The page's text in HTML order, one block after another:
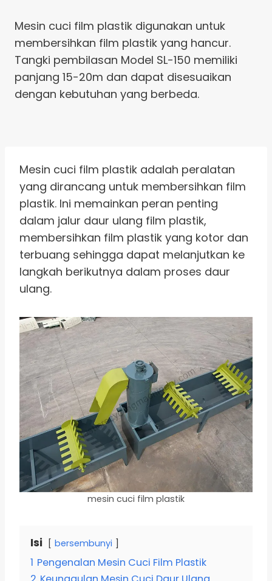
Mesin cuci film plastik digunakan untuk
membersihkan film plastik yang hancur.
Tangki pembilasan Model SL-150 memiliki
panjang 15-20m dan dapat disesuaikan
dengan kebutuhan yang berbeda.
Mesin cuci film plastik adalah peralatan
yang dirancang untuk membersihkan film
plastik. Ini memainkan peran penting
dalam jalur daur ulang film plastik,
membersihkan film plastik yang kotor dan
terbuang sehingga dapat melanjutkan ke
langkah berikutnya dalam proses daur
ulang.
mesin cuci film plastik
Isi bersembunyi
1 Pengenalan Mesin Cuci Film Plastik